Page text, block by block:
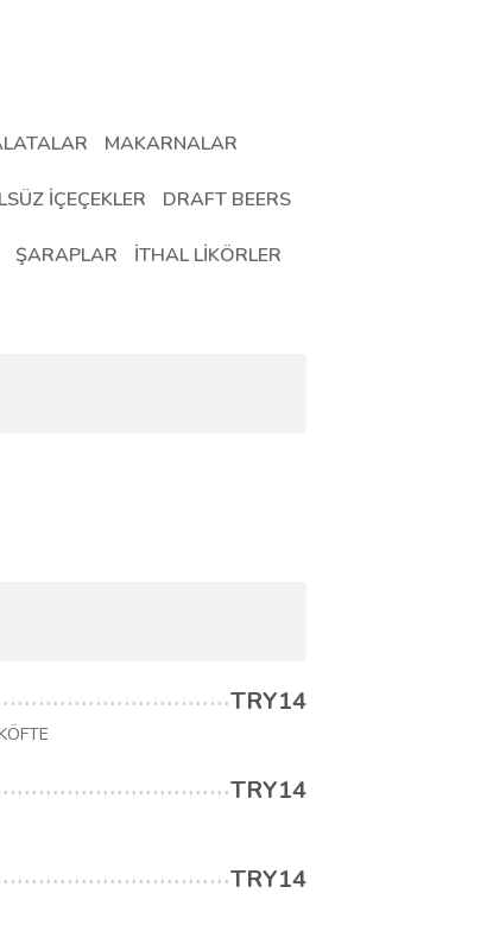
MAKARNALAR
İÇEÇEKLER DRAFT BEERS
ŞARAPLAR İTHAL LİKÖRLER
TRY14
TRY14
TRY14